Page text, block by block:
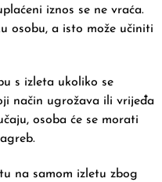
iznos se ne vraća.
osobu, a isto može učiniti
s izleta ukoliko se
način ugrožava ili vrijeđa
osoba će se morati
na samom izletu zbog